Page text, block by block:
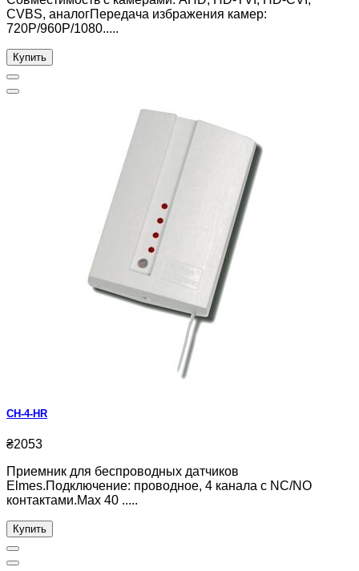
CVBS, аналогПередача избражения камер:
720P/960P/1080.....
Купить
CH-4-HR
₴2053
Приемник для беспроводных датчиков
Elmes.Подключение: проводное, 4 канала с NC/NO
контактами.Max 40 .....
Купить